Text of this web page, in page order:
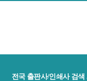
전국 출판사/인쇄사 검색